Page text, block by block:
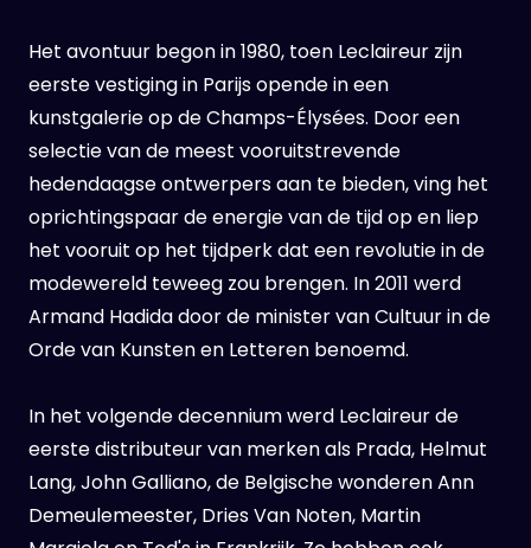
Het avontuur begon in 1980, toen Leclaireur zijn
eerste vestiging in Parijs opende in een
kunstgalerie op de Champs-Élysées. Door een
selectie van de meest vooruitstrevende
hedendaagse ontwerpers aan te bieden, ving het
oprichtingspaar de energie van de tijd op en liep
het vooruit op het tijdperk dat een revolutie in de
modewereld teweeg zou brengen. In 2011 werd
Armand Hadida door de minister van Cultuur in de
Orde van Kunsten en Letteren benoemd.
In het volgende decennium werd Leclaireur de
eerste distributeur van merken als Prada, Helmut
Lang, John Galliano, de Belgische wonderen Ann
Demeulemeester, Dries Van Noten, Martin